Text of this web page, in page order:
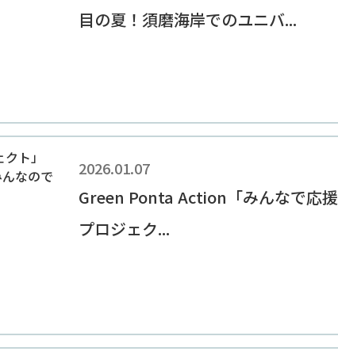
目の夏！須磨海岸でのユニバ...
2026.01.07
Green Ponta Action「みんなで応援
プロジェク...